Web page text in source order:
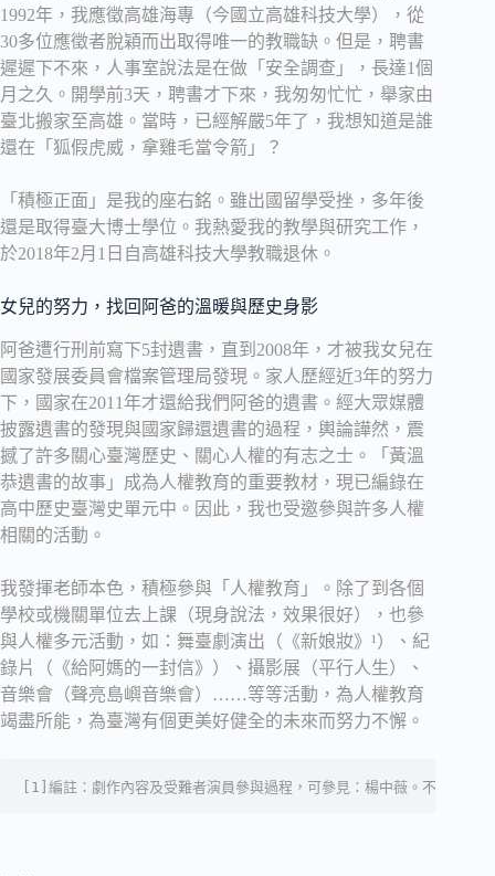
1992年，我應徵高雄海專（今國立高雄科技大學），從
30多位應徵者脫穎而出取得唯一的教職缺。但是，聘書
遲遲下不來，人事室說法是在做「安全調查」，長達1個
月之久。開學前3天，聘書才下來，我匆匆忙忙，舉家由
臺北搬家至高雄。當時，已經解嚴5年了，我想知道是誰
還在「狐假虎威，拿雞毛當令箭」？
「積極正面」是我的座右銘。雖出國留學受挫，多年後
還是取得臺大博士學位。我熱愛我的教學與研究工作，
於2018年2月1日自高雄科技大學教職退休。
女兒的努力，找回阿爸的溫暖與歷史身影
阿爸遭行刑前寫下5封遺書，直到2008年，才被我女兒在
國家發展委員會檔案管理局發現。家人歷經近3年的努力
下，國家在2011年才還給我們阿爸的遺書。經大眾媒體
披露遺書的發現與國家歸還遺書的過程，輿論譁然，震
撼了許多關心臺灣歷史、關心人權的有志之士。「黃溫
恭遺書的故事」成為人權教育的重要教材，現已編錄在
高中歷史臺灣史單元中。因此，我也受邀參與許多人權
相關的活動。
我發揮老師本色，積極參與「人權教育」。除了到各個
學校或機關單位去上課（現身說法，效果很好），也參
與人權多元活動，如：舞臺劇演出（《新娘妝》¹）、紀
錄片（《給阿媽的一封信》）、攝影展（平行人生）、
音樂會（聲亮島嶼音樂會）……等等活動，為人權教育
竭盡所能，為臺灣有個更美好健全的未來而努力不懈。
[1]編註：劇作內容及受難者演員參與過程，可參見：楊中薇。